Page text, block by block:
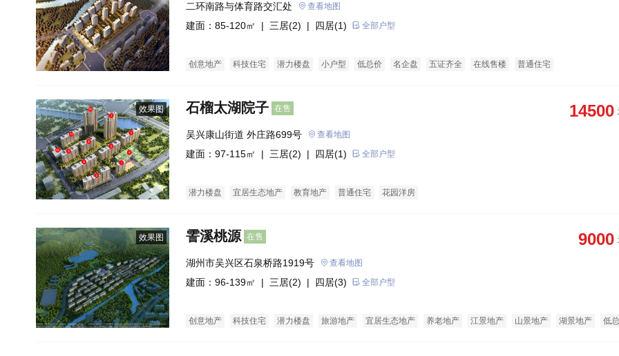
二环南路与体育路交汇处 查看地图
建面：85-120㎡ | 三居(2) | 四居(1) 全部户型
创意地产 科技住宅 潜力楼盘 小户型 低总价 名企盘 五证齐全 在线售楼 普通住宅
效果图 石榴太湖院子 在售 14500
吴兴康山街道 外庄路699号 查看地图
建面：97-115㎡ | 三居(2) | 四居(1) 全部户型
潜力楼盘 宜居生态地产 教育地产 普通住宅 花园洋房
效果图 霅溪桃源 在售 9000
湖州市吴兴区石泉桥路1919号 查看地图
建面：96-139㎡ | 三居(2) | 四居(3) 全部户型
创意地产 科技住宅 潜力楼盘 旅游地产 宜居生态地产 养老地产 江景地产 山景地产 湖景地产
低